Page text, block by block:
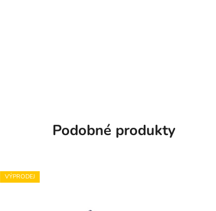
Podobné produkty
VÝPRODEJ